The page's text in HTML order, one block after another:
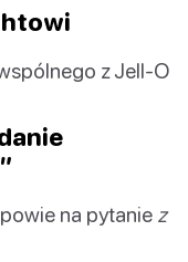
z Jell-O
na pytanie z